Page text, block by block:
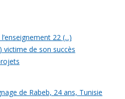
22 (...)
victime de son succès
de Rabeb, 24 ans, Tunisie